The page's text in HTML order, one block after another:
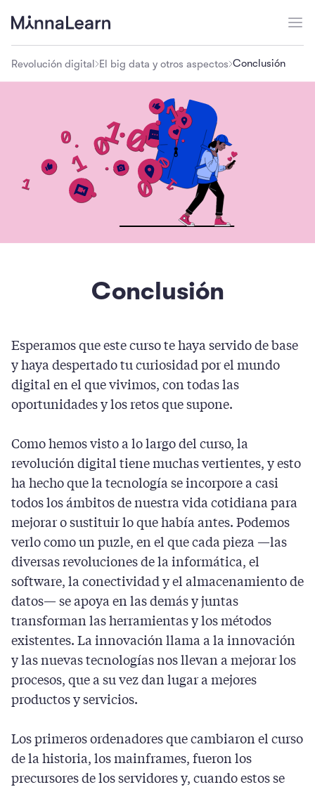
Revolución digital El big data y otros aspectos Conclusión
Conclusión
Esperamos que este curso te haya servido de base
y haya despertado tu curiosidad por el mundo
digital en el que vivimos, con todas las
oportunidades y los retos que supone.
Como hemos visto a lo largo del curso, la
revolución digital tiene muchas vertientes, y esto
ha hecho que la tecnología se incorpore a casi
todos los ámbitos de nuestra vida cotidiana para
mejorar o sustituir lo que había antes. Podemos
verlo como un puzle, en el que cada pieza —las
diversas revoluciones de la informática, el
software, la conectividad y el almacenamiento de
datos— se apoya en las demás y juntas
transforman las herramientas y los métodos
existentes. La innovación llama a la innovación
y las nuevas tecnologías nos llevan a mejorar los
procesos, que a su vez dan lugar a mejores
productos y servicios.
Los primeros ordenadores que cambiaron el curso
de la historia, los mainframes, fueron los
precursores de los servidores y, cuando estos se